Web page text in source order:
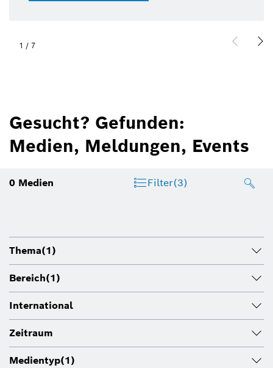
1 / 7
Gesucht? Gefunden:
Medien, Meldungen, Events
0 Medien Filter(3)
Thema(1)
Bereich(1)
International
Zeitraum
Medientyp(1)